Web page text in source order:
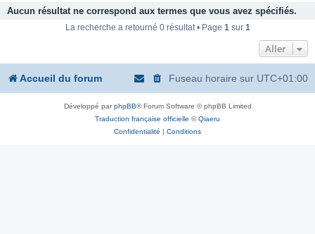
e
Aucun résultat ne correspond aux termes que vous avez spécifiés.
La recherche a retourné 0 résultat • Page 1sur 1
Aller
Accueil du forum Fuseau horaire sur UTC+01:00
Développé parphpBB® Forum Software © phpBB Limited
Traduction française officielle ©Qiaeru
Confidentialité | Conditions